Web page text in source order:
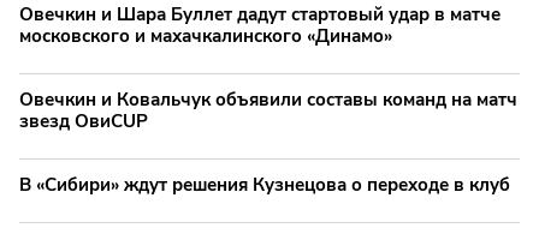
Овечкин и Шара Буллет дадут стартовый удар в матче
московского и махачкалинского «Динамо»
Овечкин и Ковальчук объявили составы команд на матч
звезд ОвиCUP
В «Сибири» ждут решения Кузнецова о переходе в клуб